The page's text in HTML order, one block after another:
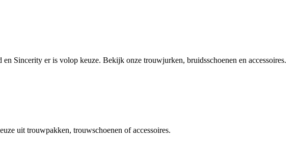
Sincerity er is volop keuze. Bekijk onze trouwjurken, bruidsschoenen en accessoires.
uit trouwpakken, trouwschoenen of accessoires.